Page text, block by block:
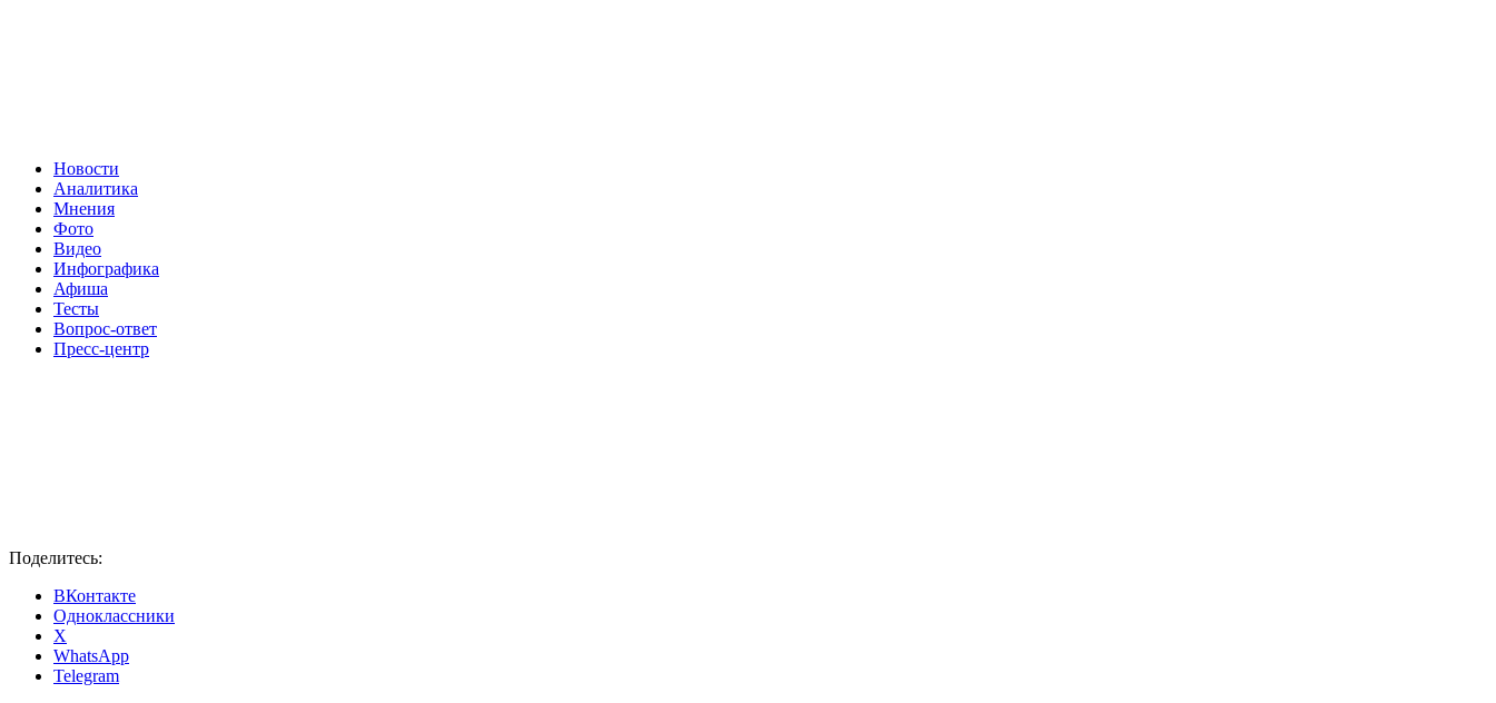
Новости
Аналитика
Мнения
Фото
Видео
Инфографика
Афиша
Тесты
Вопрос-ответ
Пресс-центр
Поделитесь:
ВКонтакте
Одноклассники
X
WhatsApp
Telegram